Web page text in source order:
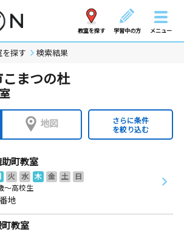
教室を探す 学習中の方 メニュー
探す 検索結果
まつの杜
地図
さらに条件
を絞り込む
助町教室
火 水 木 金 土
日
～高校生
地
町教室